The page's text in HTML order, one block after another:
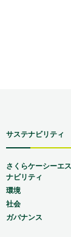
サステナビリティ
さくらケーシーエ
ナビリティ
環境
社会
ガバナンス